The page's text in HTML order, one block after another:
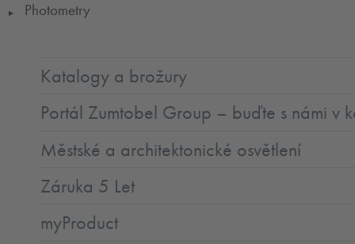
▶ Photometry
Katalogy a brožury
Portál Zumtobel Group – buďte s námi v
Městské a architektonické osvětlení
Záruka 5 Let
myProduct